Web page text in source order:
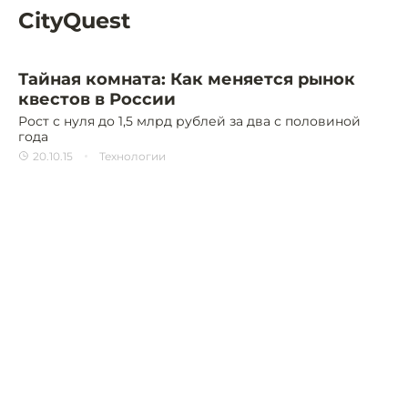
CityQuest
Тайная комната: Как меняется рынок
квестов в России
Рост с нуля до 1,5 млрд рублей за два с половиной
года
20.10.15 Технологии